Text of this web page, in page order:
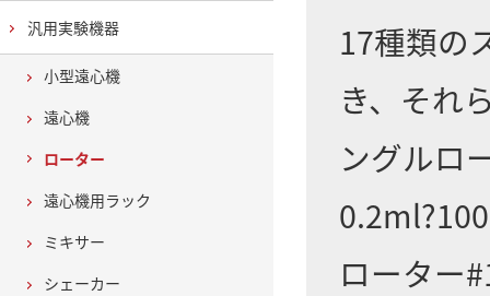
17種類の
き、それ
ングルロ
ローター
汎用実験機器
小型遠心機
遠心機
ローター
遠心機用ラック
ミキサー
シェーカー